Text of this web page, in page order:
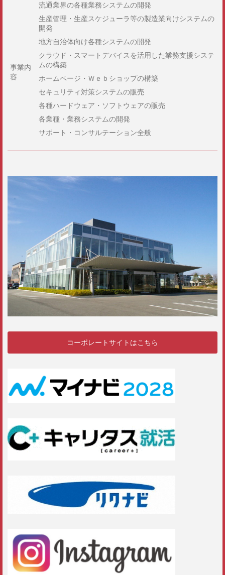
事業内
容
流通業界の各種業務システムの開発
生産管理・生産スケジューラ等の製造業向けシステムの
開発
地方自治体向け各種システムの開発
クラウド・スマートデバイスを活用した業務支援システ
ムの構築
ホームページ・Ｗｅｂショップの構築
セキュリティ対策システムの販売
各種ハードウェア・ソフトウェアの販売
各業種・業務システムの開発
サポート・コンサルテーション全般
コーポレートサイトはこちら